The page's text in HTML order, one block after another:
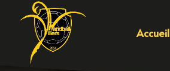
Accueil